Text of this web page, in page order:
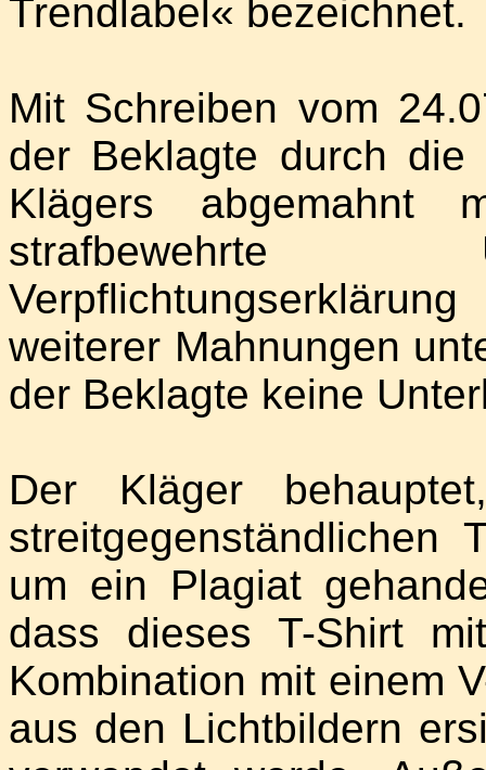
Trendlabel« bezeichnet.
Mit Schreiben vom
der Beklagte durch die
Klägers abgemahnt
strafbewehrte
weiterer Mahnungen
der Beklagte keine
Der Kläger
streitgegenständlichen
um ein Plagiat
dass dieses T-Shirt
Kombination mit einem
aus den Lichtbildern